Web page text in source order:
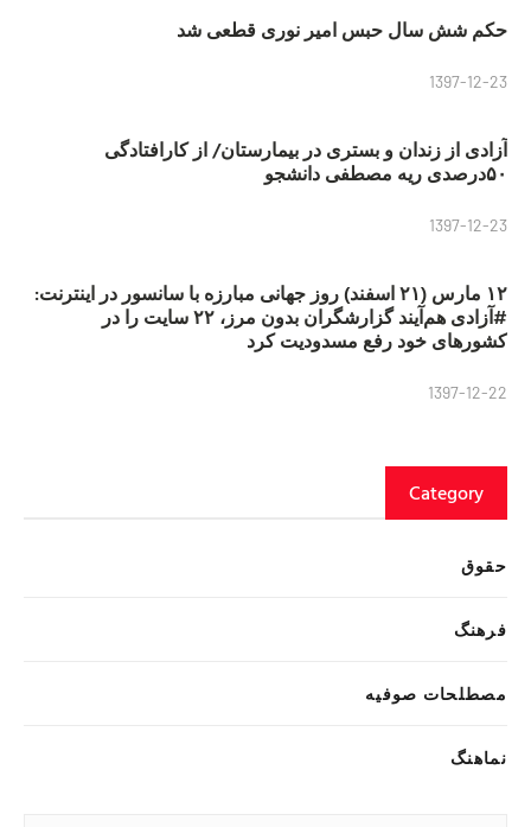
حکم شش سال حبس امیر نوری قطعی شد
1397-12-23
آزادی از زندان و بستری در بیمارستان/ از کارافتادگی
۵۰درصدی ریه مصطفی دانشجو
1397-12-23
۱۲ مارس (۲۱ اسفند) روز جهانی مبارزه با سانسور در اینترنت:
#آزادی هم‌آیند گزارشگران‌ بدون مرز، ۲۲ سایت را در
کشورهای خود رفع مسدودیت کرد
1397-12-22
Category
حقوق
فرهنگ
مصطلحات صوفیه
نماهنگ